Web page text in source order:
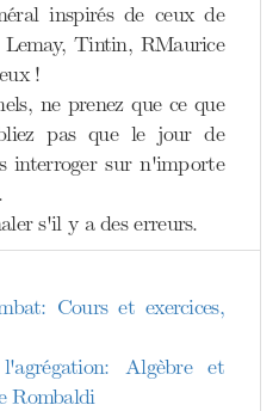
inspirés de ceux de
Tintin, RMaurice
!
ne prenez que ce que
pas que le jour de
interroger sur n'importe
s'il y a des erreurs.
Cours et exercices,
Algèbre et
Rombaldi